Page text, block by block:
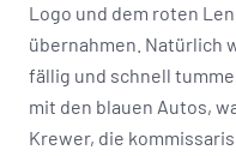
Logo und dem roten
übernahmen. Natürlich
fällig und schnell
mit den blauen Autos,
Krewer, die